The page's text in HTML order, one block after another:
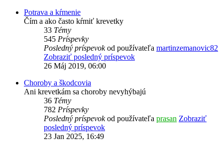
Potrava a kŕmenie
Čím a ako často kŕmiť krevetky
33 Témy
545 Príspevky
Posledný príspevokod používateľa martinzemanovic82
Zobraziť posledný príspevok
26 Máj 2019, 06:00
Choroby a škodcovia
Ani krevetkám sa choroby nevyhýbajú
36 Témy
782 Príspevky
Posledný príspevokod používateľa prasan Zobraziť
posledný príspevok
23 Jan 2025, 16:49